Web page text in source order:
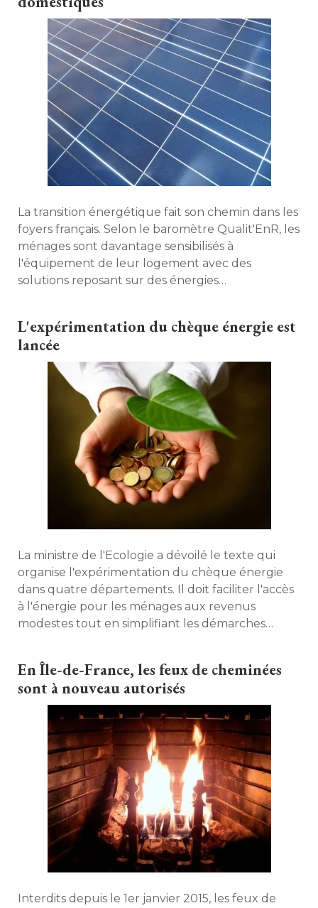
combustible...
La transition énergétique fait son chemin dans les
foyers français. Selon le baromètre Qualit'EnR, les
ménages sont davantage sensibilisés à
l'équipement de leur logement avec des
solutions reposant sur des énergies
L'expérimentation du chèque énergie est
lancée
La ministre de l'Ecologie a dévoilé le texte qui
organise l'expérimentation du chèque énergie
dans quatre départements. Il doit faciliter l'accès
à l'énergie pour les ménages aux revenus
modestes tout en simplifiant les démarches
En Île-de-France, les feux de cheminées
sont à nouveau autorisés
Interdits depuis le 1er janvier 2015, les feux de